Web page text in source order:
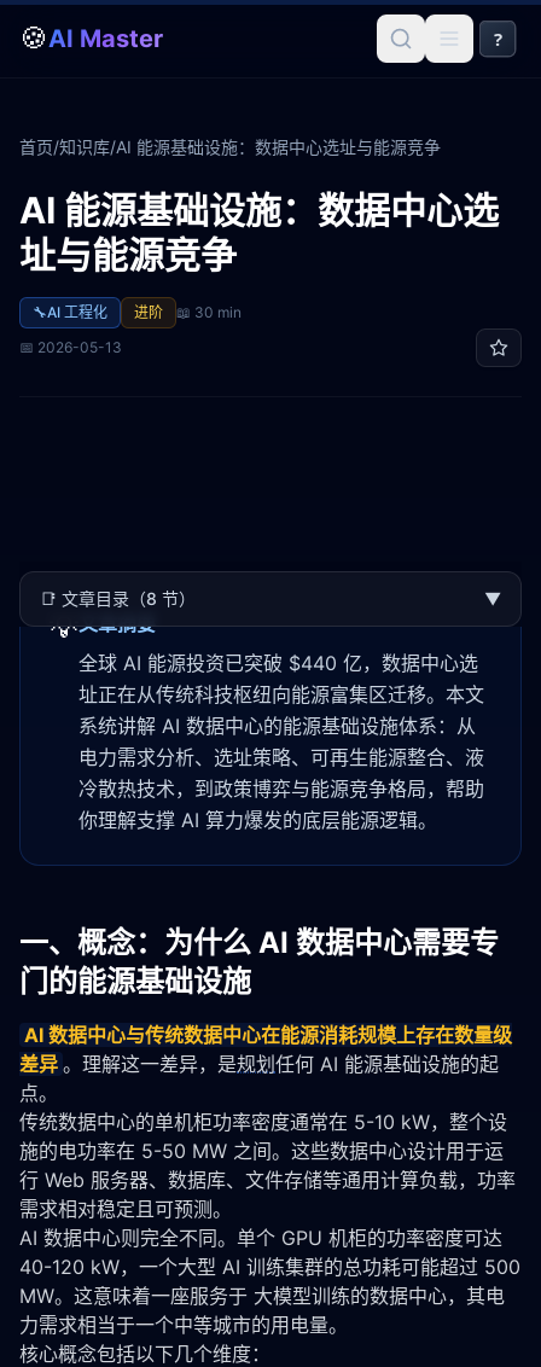
🍪AI Master ?
首页/知识库/AI 能源基础设施：数据中心选址与能源竞争
AI 能源基础设施：数据中心选
址与能源竞争
🔧AI 工程化 进阶 📖 30 min
📅 2026-05-13
📑 文章目录（8 节） ▼
💡文章摘要
全球 AI 能源投资已突破 $440 亿，数据中心选
址正在从传统科技枢纽向能源富集区迁移。本文
系统讲解 AI 数据中心的能源基础设施体系：从
电力需求分析、选址策略、可再生能源整合、液
冷散热技术，到政策博弈与能源竞争格局，帮助
你理解支撑 AI 算力爆发的底层能源逻辑。
一、概念：为什么 AI 数据中心需要专
门的能源基础设施
AI 数据中心与传统数据中心在能源消耗规模上存在数量级
差异 。理解这一差异，是规划 任何 AI 能源基础设施的起
点。
传统数据中心的单机柜功率密度通常在 5-10 kW，整个设
施的电功率在 5-50 MW 之间。这些数据中心设计用于运
行 Web 服务器、数据库、文件存储等通用计算负载，功率
需求相对稳定且可预测。
AI 数据中心则完全不同。单个 GPU 机柜的功率密度可达
40-120 kW，一个大型 AI 训练集群的总功耗可能超过 500
MW。这意味着一座服务于 大模型训练的数据中心，其电
力需求相当于一个中等城市的用电量。
核心概念包括以下几个维度：